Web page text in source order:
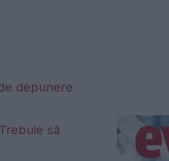
depunere
să